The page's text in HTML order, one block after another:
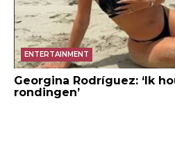
ENTERTAINMENT
Georgina Rodríguez: ‘Ik
rondingen’